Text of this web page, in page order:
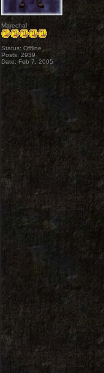
Marechal
Status: Offline
Posts: 2939
Date: Feb 7, 2005